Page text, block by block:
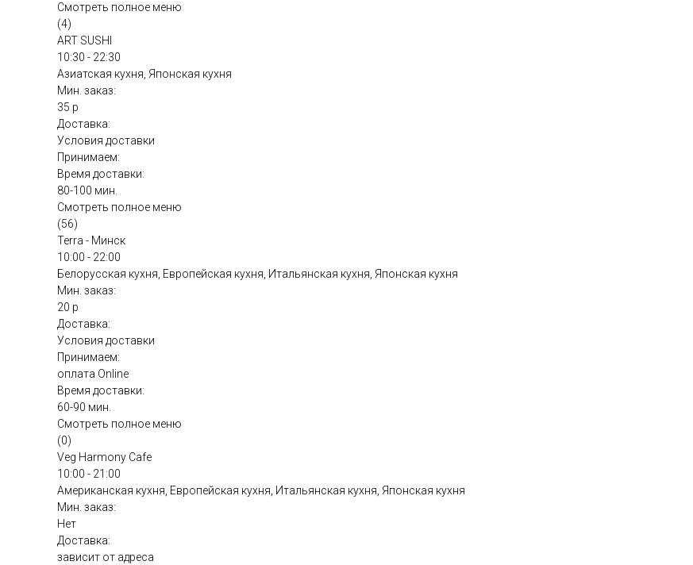
Смотреть полное меню
(4)
ART SUSHI
10:30 - 22:30
Азиатская кухня, Японская кухня
Мин. заказ:
35 р
Доставка:
Условия доставки
Принимаем:
Время доставки:
80-100 мин.
Смотреть полное меню
(56)
Terra - Минск
10:00 - 22:00
Белорусская кухня, Европейская кухня, Итальянская кухня, Японская кухня
Мин. заказ:
20 р
Доставка:
Условия доставки
Принимаем:
оплата Online
Время доставки:
60-90 мин.
Смотреть полное меню
(0)
Veg Harmony Cafe
10:00 - 21:00
Американская кухня, Европейская кухня, Итальянская кухня, Японская кухня
Мин. заказ:
Нет
Доставка:
зависит от адреса